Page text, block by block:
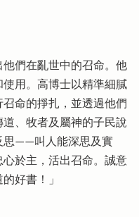
他們在亂世中的召命。他
用。高博士以精準細膩
命的掙扎，並透過他們
、牧者及屬神的子民說
思——叫人能深思及實
於主，活出召命。誠意
好書！」